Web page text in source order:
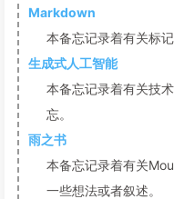
Markdown
本备忘记录着有关标
生成式人工智能
本备忘记录着有关技
忘。
雨之书
本备忘记录着有关
一些想法或者叙述。